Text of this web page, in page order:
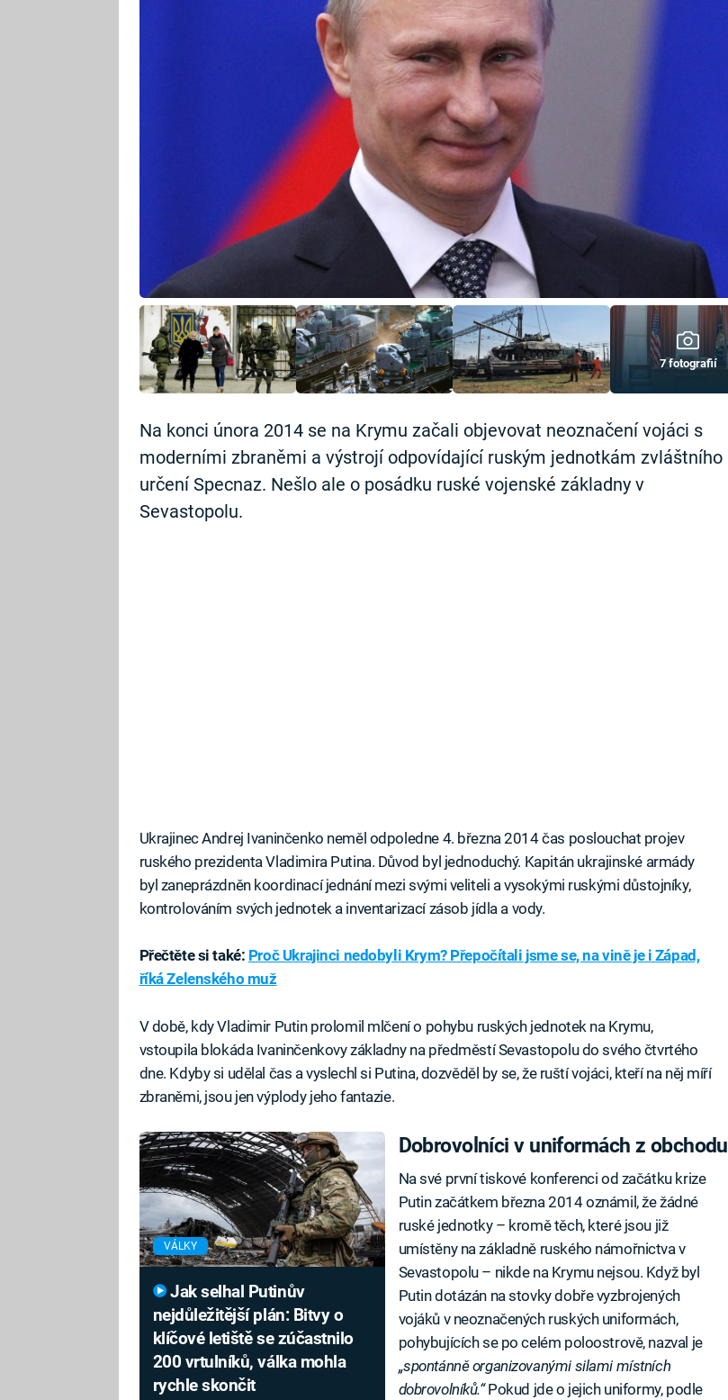
7 fotografií
Na konci února 2014 se na Krymu začali objevovat neoznačení vojáci s
moderními zbraněmi a výstrojí odpovídající ruským jednotkám zvláštního
určení Specnaz. Nešlo ale o posádku ruské vojenské základny v
Sevastopolu.
Ukrajinec Andrej Ivaninčenko neměl odpoledne 4. března 2014 čas poslouchat projev
ruského prezidenta Vladimira Putina. Důvod byl jednoduchý. Kapitán ukrajinské armády
byl zaneprázdněn koordinací jednání mezi svými veliteli a vysokými ruskými důstojníky,
kontrolováním svých jednotek a inventarizací zásob jídla a vody.
Přečtěte si také: Proč Ukrajinci nedobyli Krym? Přepočítali jsme se, na vině je i Západ,
říká Zelenského muž
V době, kdy Vladimir Putin prolomil mlčení o pohybu ruských jednotek na Krymu,
vstoupila blokáda Ivaninčenkovy základny na předměstí Sevastopolu do svého čtvrtého
dne. Kdyby si udělal čas a vyslechl si Putina, dozvěděl by se, že ruští vojáci, kteří na něj míří
zbraněmi, jsou jen výplody jeho fantazie.
VÁLKY
Jak selhal Putinův
nejdůležitější plán: Bitvy o
klíčové letiště se zúčastnilo
200 vrtulníků, válka mohla
rychle skončit
Dobrovolníci v uniformách z obchodu
Na své první tiskové konferenci od začátku krize
Putin začátkem března 2014 oznámil, že žádné
ruské jednotky – kromě těch, které jsou již
umístěny na základně ruského námořnictva v
Sevastopolu – nikde na Krymu nejsou. Když byl
Putin dotázán na stovky dobře vyzbrojených
vojáků v neoznačených ruských uniformách,
pohybujících se po celém poloostrově, nazval je
„spontánně organizovanými silami místních
dobrovolníků.“Pokud jde o jejich uniformy, podle